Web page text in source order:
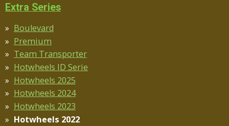
Extra Series
Boulevard
Premium
Team Transporter
Hotwheels ID Serie
Hotwheels 2025
Hotwheels 2024
Hotwheels 2023
Hotwheels 2022